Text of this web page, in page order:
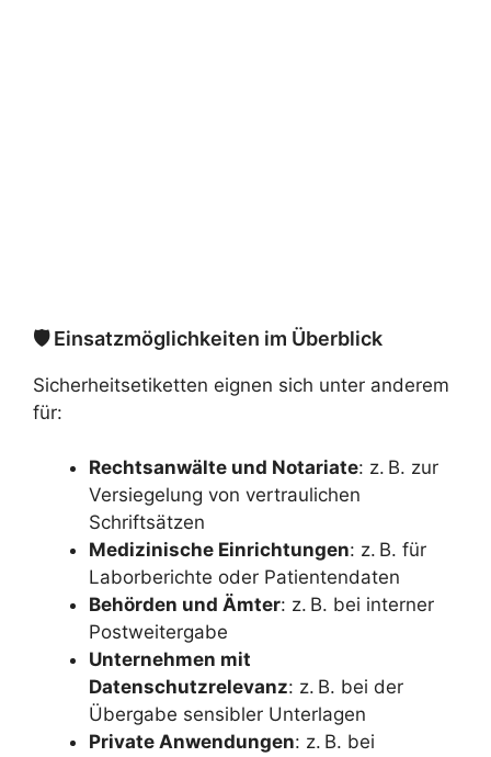
🛡️ Einsatzmöglichkeiten im Überblick
Sicherheitsetiketten eignen sich unter anderem
für:
Rechtsanwälte und Notariate: z. B. zur
Versiegelung von vertraulichen
Schriftsätzen
Medizinische Einrichtungen: z. B. für
Laborberichte oder Patientendaten
Behörden und Ämter: z. B. bei interner
Postweitergabe
Unternehmen mit
Datenschutzrelevanz: z. B. bei der
Übergabe sensibler Unterlagen
Private Anwendungen: z. B. bei